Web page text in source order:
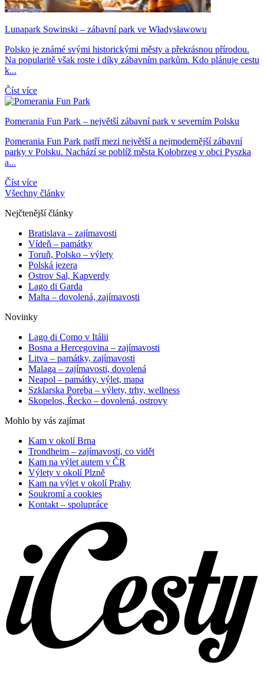
Lunapark Sowinski – zábavní park ve Władysławowu
Polsko je známé svými historickými městy a překrásnou přírodou.
Na popularitě však roste i díky zábavním parkům. Kdo plánuje cestu
k...
Číst více
Pomerania Fun Park – největší zábavní park v severním Polsku
Pomerania Fun Park patří mezi největší a nejmodernější zábavní
parky v Polsku. Nachází se poblíž města Kołobrzeg v obci Pyszka
a...
Číst více
Všechny články
Nejčtenější články
Bratislava – zajímavosti
Vídeň – památky
Toruň, Polsko – výlety
Polská jezera
Ostrov Sal, Kapverdy
Lago di Garda
Malta – dovolená, zajímavosti
Novinky
Lago di Como v Itálii
Bosna a Hercegovina – zajímavosti
Litva – památky, zajímavosti
Malaga – zajímavosti, dovolená
Neapol – památky, výlet, mapa
Szklarska Poręba – výlety, trhy, wellness
Skopelos, Řecko – dovolená, ostrovy
Mohlo by vás zajímat
Kam v okolí Brna
Trondheim – zajímavosti, co vidět
Kam na výlet autem v ČR
Výlety v okolí Plzně
Kam na výlet v okolí Prahy
Soukromí a cookies
Kontakt – spolupráce